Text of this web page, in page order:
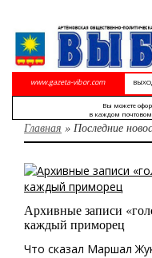
www.gazeta-vibor.com
Вы можете
в каждом
Главная » Последние
Архивные записи
каждый приморец
Что сказал Маршал